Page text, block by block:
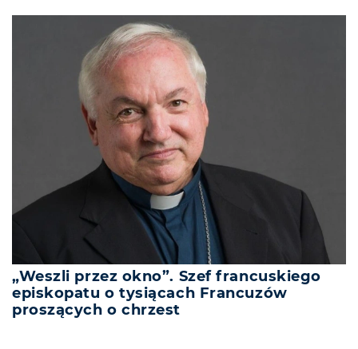
„Weszli przez okno”. Szef francuskiego
episkopatu o tysiącach Francuzów
proszących o chrzest